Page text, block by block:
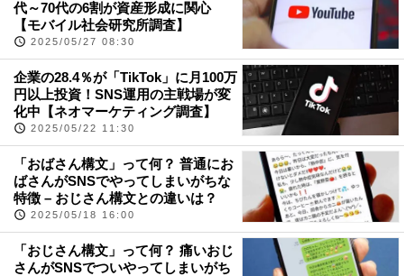
代～70代の6割が資産形成に関心
【モバイル社会研究所調査】
2025/05/27 08:30
企業の28.4％が「TikTok」に月100万
円以上投資！SNS運用の主戦場が変
化中【ネオマーケティング調査】
2025/05/22 11:30
「おばさん構文」って何？ 普通にお
ばさんがSNSでやってしまいがちな
特徴 – おじさん構文との違いは？
2025/05/18 16:00
「おじさん構文」って何？ 痛いおじ
さんがSNSでついやってしまいがち